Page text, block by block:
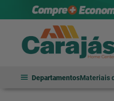
DepartamentosMateriais